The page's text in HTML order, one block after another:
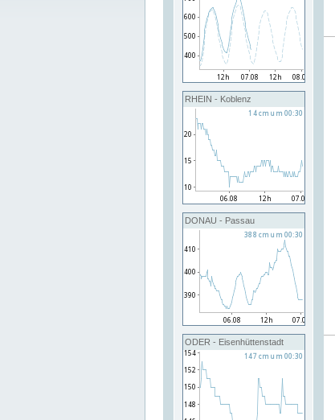
RHEIN - Koblenz
DONAU - Passau
ODER - Eisenhüttenstadt